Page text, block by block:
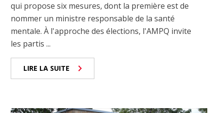
qui propose six mesures, dont la première est de
nommer un ministre responsable de la santé
mentale. À l'approche des élections, l'AMPQ invite
les partis ...
LIRE LA SUITE